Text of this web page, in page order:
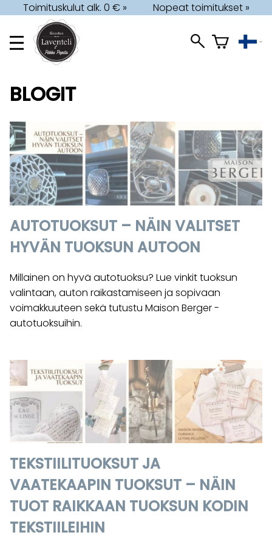
Toimituskulut alk. 0 € » Nopeat toimitukset »
BLOGIT
AUTOTUOKSUT – NÄIN VALITSET
HYVÄN TUOKSUN AUTOON
Millainen on hyvä autotuoksu? Lue vinkit tuoksun
valintaan, auton raikastamiseen ja sopivaan
voimakkuuteen sekä tutustu Maison Berger -
autotuoksuihin.
TEKSTIILITUOKSUT JA
VAATEKAAPIN TUOKSUT – NÄIN
TUOT RAIKKAAN TUOKSUN KODIN
TEKSTIILEIHIN